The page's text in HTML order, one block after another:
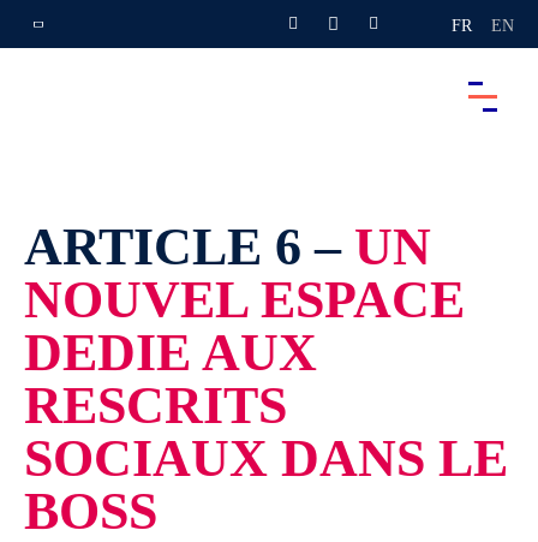
FR EN
ARTICLE 6 – UN
NOUVEL ESPACE
DEDIE AUX
RESCRITS
SOCIAUX DANS LE
BOSS